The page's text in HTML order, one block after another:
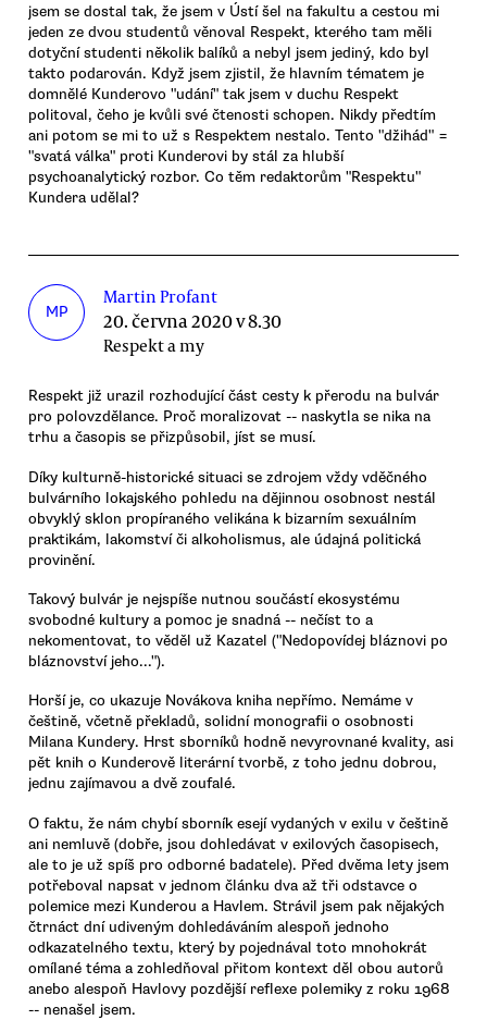
jsem se dostal tak, že jsem v Ústí šel na fakultu a cestou mi
jeden ze dvou studentů věnoval Respekt, kterého tam měli
dotyční studenti několik balíků a nebyl jsem jediný, kdo byl
takto podarován. Když jsem zjistil, že hlavním tématem je
domnělé Kunderovo "udání" tak jsem v duchu Respekt
politoval, čeho je kvůli své čtenosti schopen. Nikdy předtím
ani potom se mi to už s Respektem nestalo. Tento "džihád" =
"svatá válka" proti Kunderovi by stál za hlubší
psychoanalytický rozbor. Co těm redaktorům "Respektu"
Kundera udělal?
MP
Martin Profant
20. června 2020 v 8.30
Respekt a my
Respekt již urazil rozhodující část cesty k přerodu na bulvár
pro polovzdělance. Proč moralizovat -- naskytla se nika na
trhu a časopis se přizpůsobil, jíst se musí.
Díky kulturně-historické situaci se zdrojem vždy vděčného
bulvárního lokajského pohledu na dějinnou osobnost nestál
obvyklý sklon propíraného velikána k bizarním sexuálním
praktikám, lakomství či alkoholismus, ale údajná politická
provinění.
Takový bulvár je nejspíše nutnou součástí ekosystému
svobodné kultury a pomoc je snadná -- nečíst to a
nekomentovat, to věděl už Kazatel ("Nedopovídej bláznovi po
bláznovství jeho...").
Horší je, co ukazuje Novákova kniha nepřímo. Nemáme v
češtině, včetně překladů, solidní monografii o osobnosti
Milana Kundery. Hrst sborníků hodně nevyrovnané kvality, asi
pět knih o Kunderově literární tvorbě, z toho jednu dobrou,
jednu zajímavou a dvě zoufalé.
O faktu, že nám chybí sborník esejí vydaných v exilu v češtině
ani nemluvě (dobře, jsou dohledávat v exilových časopisech,
ale to je už spíš pro odborné badatele). Před dvěma lety jsem
potřeboval napsat v jednom článku dva až tři odstavce o
polemice mezi Kunderou a Havlem. Strávil jsem pak nějakých
čtrnáct dní udiveným dohledáváním alespoň jednoho
odkazatelného textu, který by pojednával toto mnohokrát
omílané téma a zohledňoval přitom kontext děl obou autorů
anebo alespoň Havlovy pozdější reflexe polemiky z roku 1968
-- nenašel jsem.